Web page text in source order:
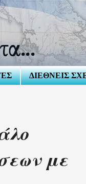
ΔΙΕΘΝΕΙΣ
με